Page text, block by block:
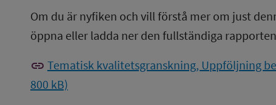
Om du är nyfiken och vill förstå mer om just
öppna eller ladda ner den fullständiga
link Tematisk kvalitetsgranskning, Uppföljning
800 kB)